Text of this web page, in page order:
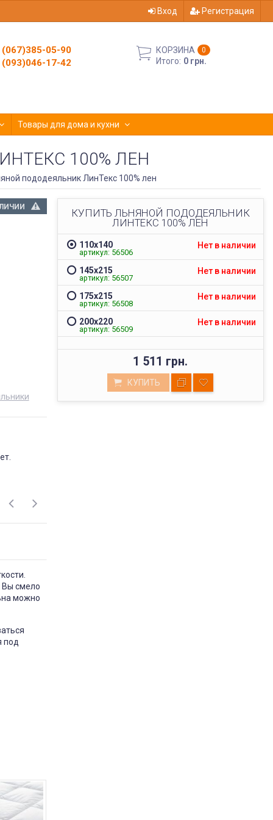
Вход Регистрация
(067)385-05-90
(093)046-17-42
КОРЗИНА 0
Итого: 0 грн.
Товары для дома и кухни
Milana Utek
Замовляла цю подушку у
розмірі 50×70 — дуже
задоволена покупкою. Подушка
100% ЛЕН
пододеяльник ЛинТекс 100% лен
КУПИТЬ ЛЬНЯНОЙ ПОДОДЕЯЛЬНИК
ЛИНТЕКС 100% ЛЕН
110х140
артикул: 56506
Нет в наличии
145х215
артикул: 56507
Нет в наличии
175х215
артикул: 56508
Нет в наличии
200х220
артикул: 56509
Нет в наличии
1 511 грн.
КУПИТЬ
Вы смело
можно
под